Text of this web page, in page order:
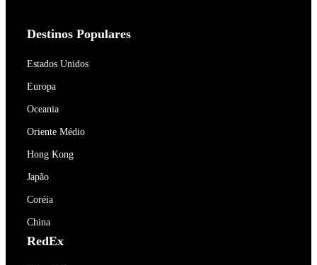
Destinos Populares
Estados Unidos
Europa
Oceania
Oriente Médio
Hong Kong
Japão
Coréia
China
RedEx